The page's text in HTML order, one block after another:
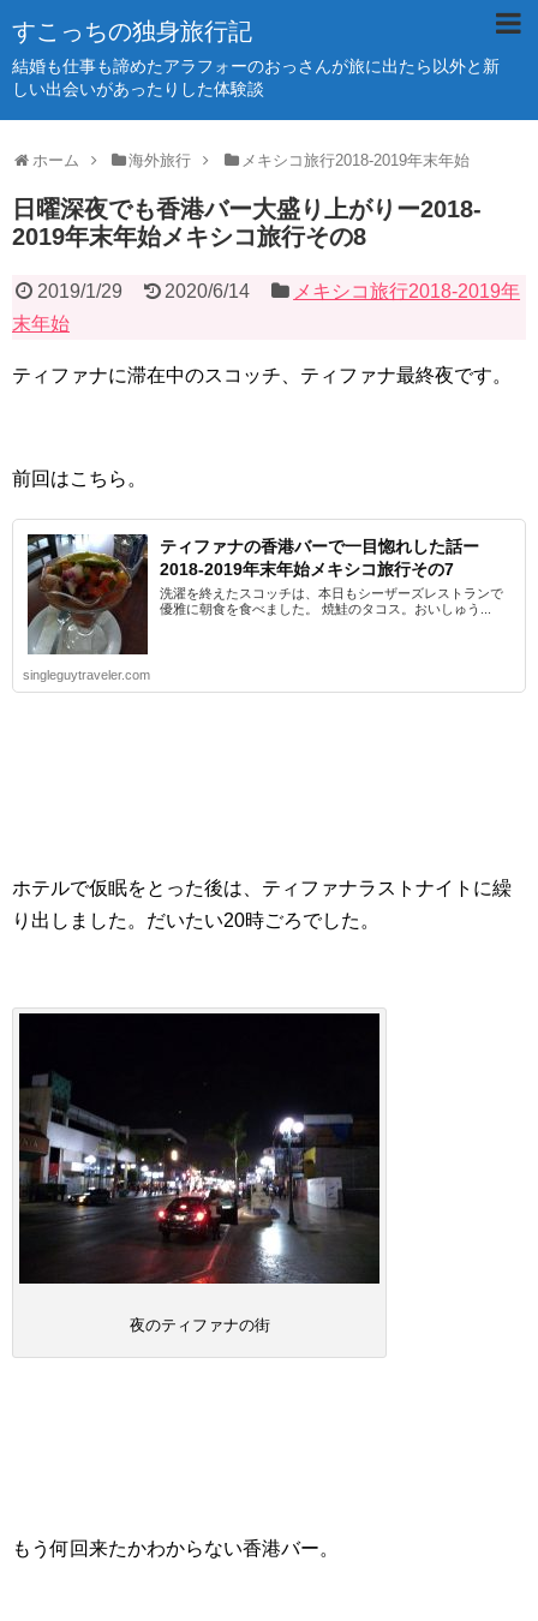
すこっちの独身旅行記
結婚も仕事も諦めたアラフォーのおっさんが旅に出たら以外と新
しい出会いがあったりした体験談
ホーム 海外旅行 メキシコ旅行2018-2019年末年始
日曜深夜でも香港バー大盛り上がりー2018-
2019年末年始メキシコ旅行その8
2019/1/29 2020/6/14
メキシコ旅行2018-2019年
末年始
ティファナに滞在中のスコッチ、ティファナ最終夜です。
前回はこちら。
ティファナの香港バーで一目惚れした話ー
2018-2019年末年始メキシコ旅行その7
洗濯を終えたスコッチは、本日もシーザーズレストランで
優雅に朝食を食べました。 焼鮭のタコス。おいしゅう...
singleguytraveler.com
ホテルで仮眠をとった後は、ティファナラストナイトに繰
り出しました。だいたい20時ごろでした。
夜のティファナの街
もう何回来たかわからない香港バー。